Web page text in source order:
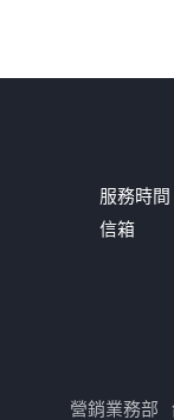
台灣需透過多方面
服務時間
信箱
營銷業務部